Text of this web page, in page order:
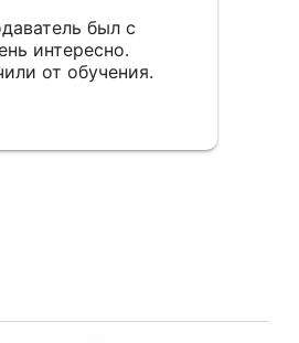
был с
интересно.
от обучения.